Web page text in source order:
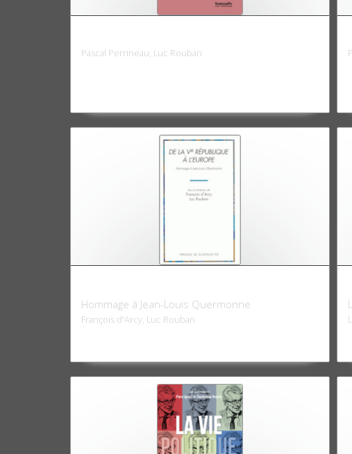
Pascal Perrineau, Luc Rouban
Hommage à Jean-Louis Quermonne
François d'Arcy, Luc Rouban